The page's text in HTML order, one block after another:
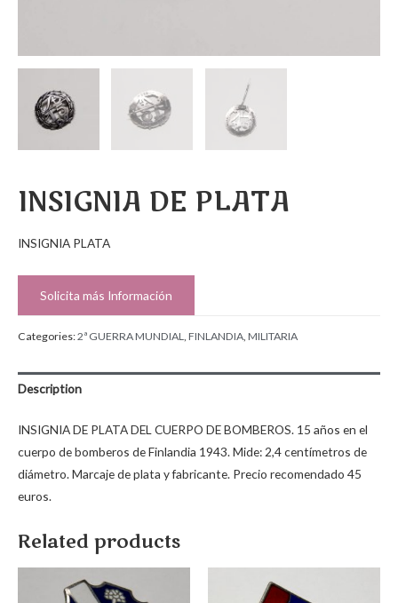
INSIGNIA DE PLATA
INSIGNIA PLATA
Solicita más Información
Categories:2ª GUERRA MUNDIAL, FINLANDIA, MILITARIA
Description
INSIGNIA DE PLATA DEL CUERPO DE BOMBEROS. 15 años en el
cuerpo de bomberos de Finlandia 1943. Mide: 2,4 centímetros de
diámetro. Marcaje de plata y fabricante. Precio recomendado 45
euros.
Related products